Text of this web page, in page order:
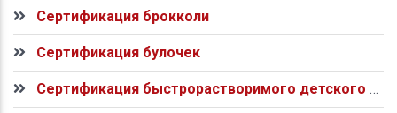
Сертификация брокколи
Сертификация булочек
Сертификация быстрорастворимого детского питания